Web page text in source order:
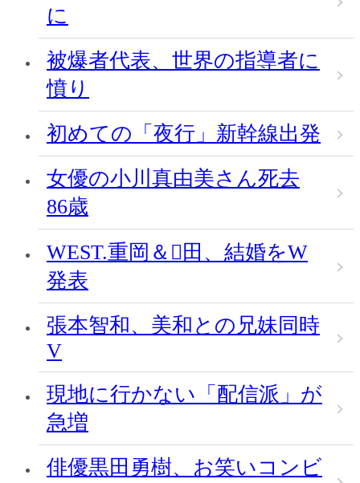
に
被爆者代表、世界の指導者に
憤り
初めての「夜行」新幹線出発
女優の小川真由美さん死去
86歳
WEST.重岡＆田、結婚をW
発表
張本智和、美和との兄妹同時
V
現地に行かない「配信派」が
急増
俳優黒田勇樹、お笑いコンビ